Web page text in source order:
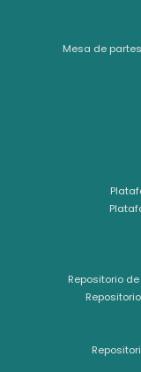
Mesa de
Repositorio